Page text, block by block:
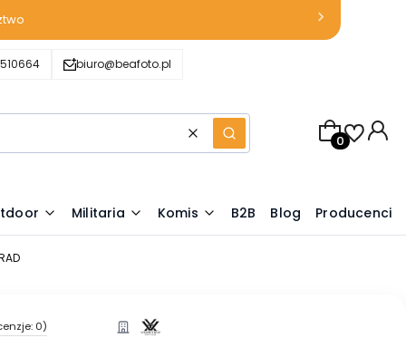
biuro@beafoto.pl
WyczyśćSzukaj
Produkty w
Militaria Komis B2B Blog Producenci
0)